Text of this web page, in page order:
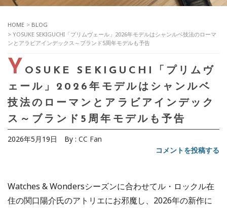
HOME > BLOG
> YOSUKE SEKIGUCHI「プリムヴェール」2026年モデルはシャンルベ技法のローマ
ンとアラビアインデックス～ブランド5周年モデルも予告
Y OSUKE SEKIGUCHI「プリムヴ
ェール」2026年モデルはシャンルベ
技法のローマンとアラビアインデック
ス～ブランド5周年モデルも予告
2026年5月19日 By : CC Fan
コメントを投稿する
Watches & Wondersシーズンに合わせてル・ロックル在
住の関口陽介氏のアトリエにお邪魔し、2026年の新作に